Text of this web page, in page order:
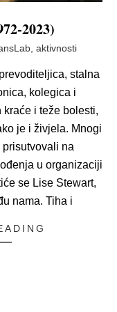
2023)
aktivnosti
stalna
kolegica i
i teže bolesti,
je i živjela. Mnogi
na
u organizaciji
se Lise Stewart,
nama. Tiha i